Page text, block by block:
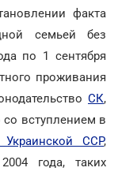
факта
семьей без
по 1 сентября
проживания
СК,
вступлением в
ССР,
года, таких